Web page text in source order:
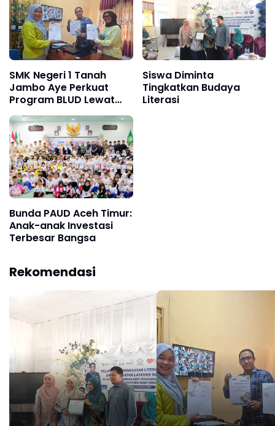
SMK Negeri 1 Tanah
Jambo Aye Perkuat
Program BLUD Lewat
Sinergi Antarsekolah
Siswa Diminta
Tingkatkan Budaya
Literasi
Bunda PAUD Aceh Timur:
Anak-anak Investasi
Terbesar Bangsa
Rekomendasi